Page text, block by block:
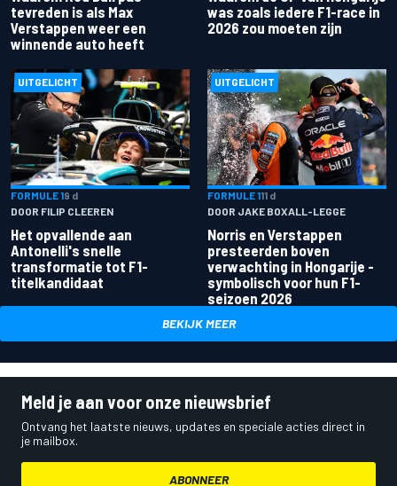
tevreden is als Max
Verstappen weer een
winnende auto heeft
was zoals iedere F1-race in
2026 zou moeten zijn
UITGELICHT
FORMULE 19 d
DOOR FILIP CLEEREN
Het opvallende aan
Antonelli's snelle
transformatie tot F1-
titelkandidaat
UITGELICHT
FORMULE 111 d
DOOR JAKE BOXALL-LEGGE
Norris en Verstappen
presteerden boven
verwachting in Hongarije -
symbolisch voor hun F1-
seizoen 2026
BEKIJK MEER
Meld je aan voor onze nieuwsbrief
Ontvang het laatste nieuws, updates en speciale acties direct in
je mailbox.
ABONNEER